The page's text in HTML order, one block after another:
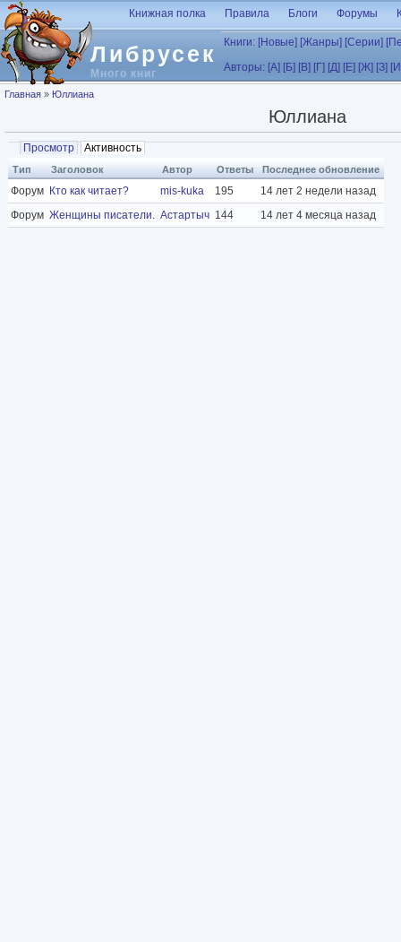
Перейти к основному содержанию
Либрусек
Много книг
Книжная полка Правила Блоги Форумы
Книги: [Новые] [Жанры] [Серии]
Авторы: [А] [Б] [В] [Г] [Д] [Е] [Ж] [З]
Вы здесь
Главная » Юллиана
Юллиана
Главные вкладки
Просмотр Активность
Тип Заголовок Автор Ответы Последнее обновление
Форум Кто как читает? mis-kuka 195
14 лет 2 недели назад
Форум Женщины писатели. Астартыч 144 14 лет 4 месяца назад